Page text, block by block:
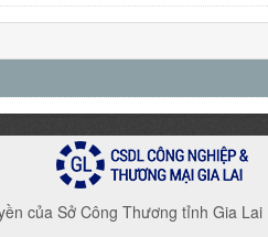
của Sở Công Thương tỉnh Gia Lai